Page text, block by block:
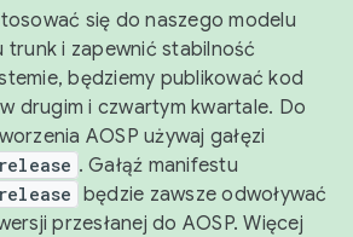
się do naszego modelu
i zapewnić stabilność
będziemy publikować kod
drugim i czwartym kwartale. Do
AOSP używaj gałęzi
. Gałąź manifestu
będzie zawsze odwoływać
przesłanej do AOSP. Więcej